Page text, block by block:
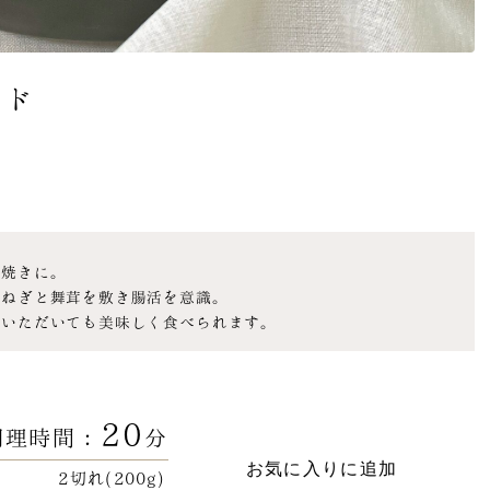
きに。
ぎと舞茸を敷き腸活を意識。
ただいても美味しく食べられます。
時間： 20 分
2切れ(200g) お気に入りに追加